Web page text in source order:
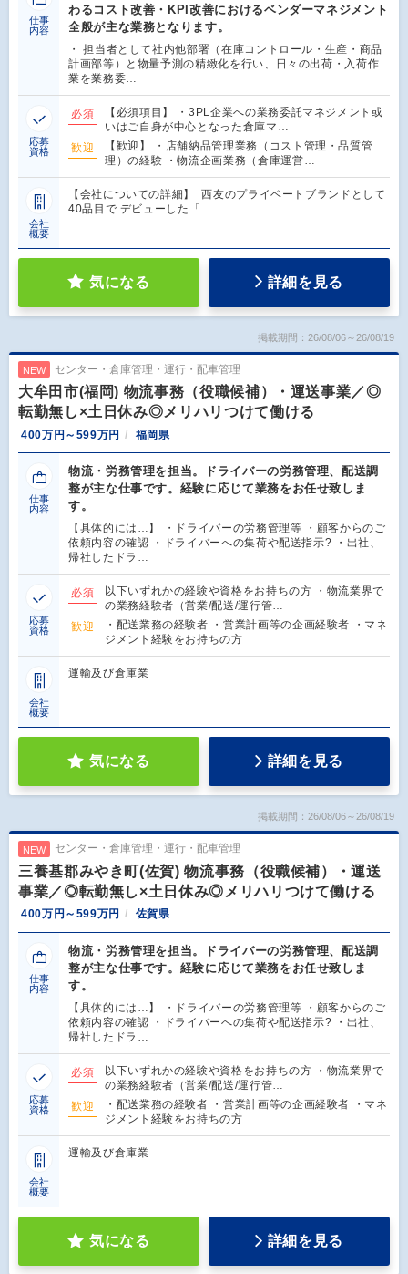
仕事
内容
わるコスト改善・KPI改善におけるベンダーマネジメント
全般が主な業務となります。
・ 担当者として社内他部署（在庫コントロール・生産・商品
計画部等）と物量予測の精緻化を行い、日々の出荷・入荷作
業を業務委…
応募
資格
必須
【必須項目】 ・3PL企業への業務委託マネジメント或
いはご自身が中心となった倉庫マ…
歓迎
【歓迎】 ・店舗納品管理業務（コスト管理・品質管
理）の経験 ・物流企画業務（倉庫運営…
会社
概要
【会社についての詳細】 西友のプライベートブランドとして
40品目で デビューした「…
気になる 詳細を見る
掲載期間：26/08/06～26/08/19
NEW センター・倉庫管理・運行・配車管理
大牟田市(福岡) 物流事務（役職候補）・運送事業／◎
転勤無し×土日休み◎メリハリつけて働ける
400万円～599万円 福岡県
仕事
内容
物流・労務管理を担当。ドライバーの労務管理、配送調
整が主な仕事です。経験に応じて業務をお任せ致しま
す。
【具体的には…】 ・ドライバーの労務管理等 ・顧客からのご
依頼内容の確認 ・ドライバーへの集荷や配送指示? ・出社、
帰社したドラ…
応募
資格
必須
以下いずれかの経験や資格をお持ちの方 ・物流業界で
の業務経験者（営業/配送/運行管…
歓迎
・配送業務の経験者 ・営業計画等の企画経験者 ・マネ
ジメント経験をお持ちの方
会社
概要
運輸及び倉庫業
気になる 詳細を見る
掲載期間：26/08/06～26/08/19
NEW センター・倉庫管理・運行・配車管理
三養基郡みやき町(佐賀) 物流事務（役職候補）・運送
事業／◎転勤無し×土日休み◎メリハリつけて働ける
400万円～599万円 佐賀県
仕事
内容
物流・労務管理を担当。ドライバーの労務管理、配送調
整が主な仕事です。経験に応じて業務をお任せ致しま
す。
【具体的には…】 ・ドライバーの労務管理等 ・顧客からのご
依頼内容の確認 ・ドライバーへの集荷や配送指示? ・出社、
帰社したドラ…
応募
資格
必須
以下いずれかの経験や資格をお持ちの方 ・物流業界で
の業務経験者（営業/配送/運行管…
歓迎
・配送業務の経験者 ・営業計画等の企画経験者 ・マネ
ジメント経験をお持ちの方
会社
概要
運輸及び倉庫業
気になる 詳細を見る